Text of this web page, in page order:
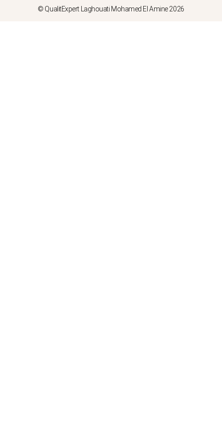
© QualitExpert Laghouati Mohamed El Amine 2026